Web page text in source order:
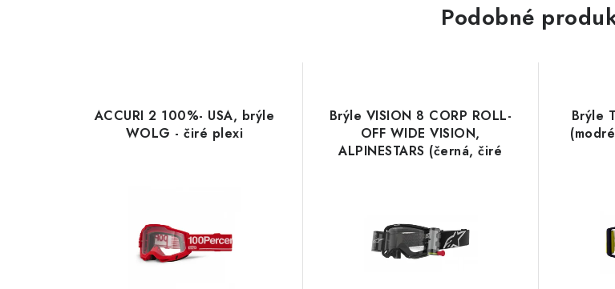
Podobné
ACCURI 2 100%- USA, brýle
WOLG - čiré plexi
Brýle VISION 8 CORP ROLL-
OFF WIDE VISION,
ALPINESTARS (černá, čiré
Brýle